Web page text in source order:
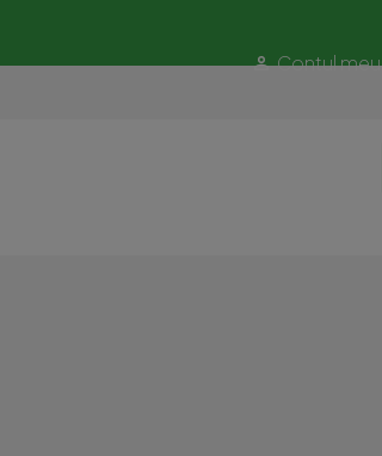
Contul meu